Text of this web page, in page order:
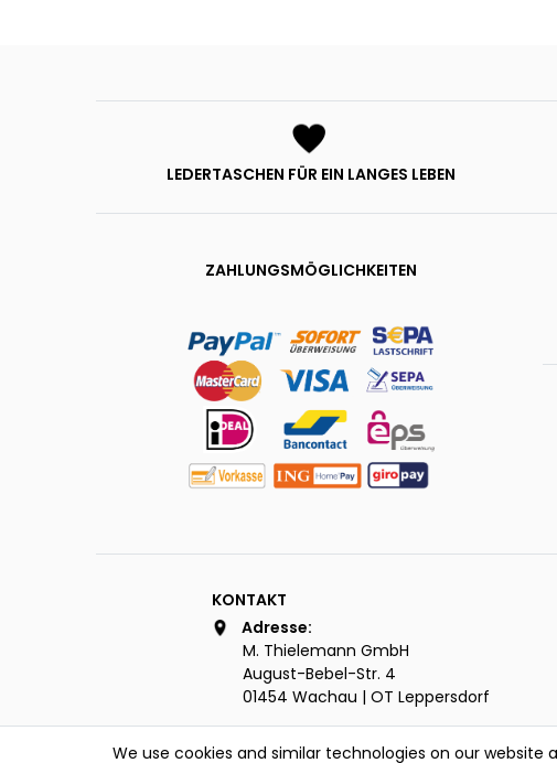
LEDERTASCHEN FÜR EIN LANGES LEBEN
ZAHLUNGSMÖGLICHKEITEN
KONTAKT
Adresse:
M. Thielemann GmbH
August-Bebel-Str. 4
01454 Wachau | OT Leppersdorf
+49 (0) 3528 | 44 22 18
We use cookies and similar technologies on our